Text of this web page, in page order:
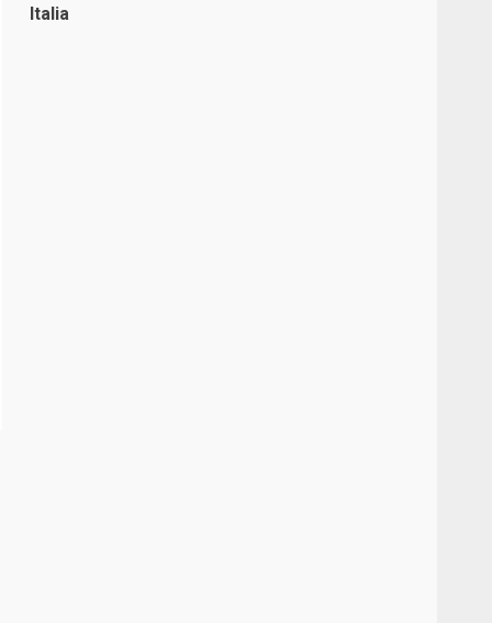
Italia